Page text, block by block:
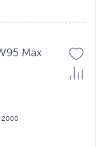
Max
2000